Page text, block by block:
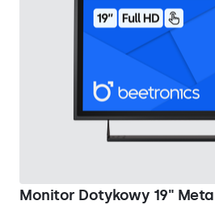
Monitor Dotykowy 19"